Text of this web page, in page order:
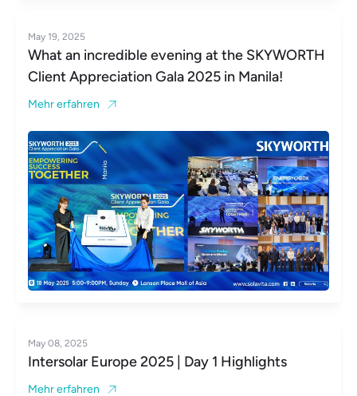
May 19, 2025
What an incredible evening at the SKYWORTH
Client Appreciation Gala 2025 in Manila!
Mehr erfahren
May 08, 2025
Intersolar Europe 2025 | Day 1 Highlights
Mehr erfahren